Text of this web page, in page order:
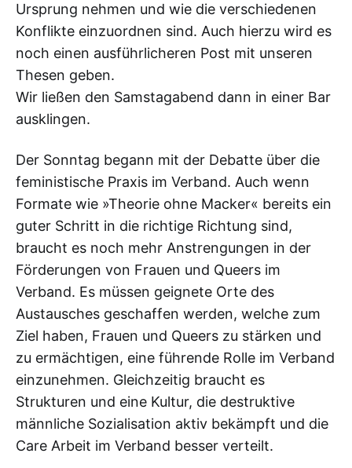
Ursprung nehmen und wie die verschiedenen
Konflikte einzuordnen sind. Auch hierzu wird es
noch einen ausführlicheren Post mit unseren
Thesen geben.
Wir ließen den Samstagabend dann in einer Bar
ausklingen.
Der Sonntag begann mit der Debatte über die
feministische Praxis im Verband. Auch wenn
Formate wie »Theorie ohne Macker« bereits ein
guter Schritt in die richtige Richtung sind,
braucht es noch mehr Anstrengungen in der
Förderungen von Frauen und Queers im
Verband. Es müssen geignete Orte des
Austausches geschaffen werden, welche zum
Ziel haben, Frauen und Queers zu stärken und
zu ermächtigen, eine führende Rolle im Verband
einzunehmen. Gleichzeitig braucht es
Strukturen und eine Kultur, die destruktive
männliche Sozialisation aktiv bekämpft und die
Care Arbeit im Verband besser verteilt.